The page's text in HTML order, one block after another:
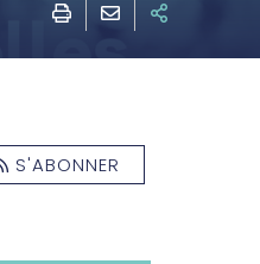
S'ABONNER